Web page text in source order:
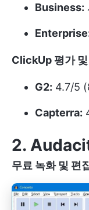
Business:
ClickUp 평가
G2: 4.7/5
Capterra:
2.
무료 녹화 및 편